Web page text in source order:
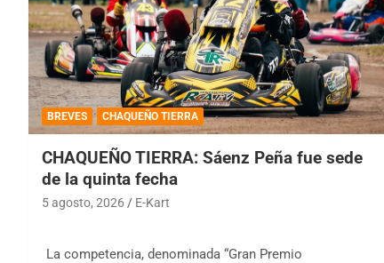
BREVES CHAQUEÑO TIERRA
CHAQUEÑO TIERRA: Sáenz Peña fue sede
de la quinta fecha
5 agosto, 2026 E-Kart
La competencia, denominada “Gran Premio